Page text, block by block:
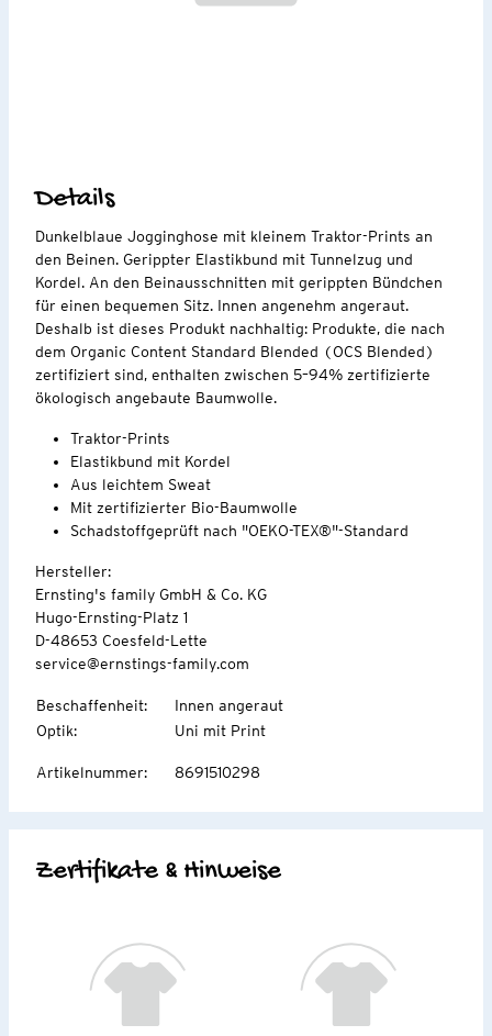
Details
Dunkelblaue Jogginghose mit kleinem Traktor-Prints an
den Beinen. Gerippter Elastikbund mit Tunnelzug und
Kordel. An den Beinausschnitten mit gerippten Bündchen
für einen bequemen Sitz. Innen angenehm angeraut.
Deshalb ist dieses Produkt nachhaltig: Produkte, die nach
dem Organic Content Standard Blended (OCS Blended)
zertifiziert sind, enthalten zwischen 5–94% zertifizierte
ökologisch angebaute Baumwolle.
Traktor-Prints
Elastikbund mit Kordel
Aus leichtem Sweat
Mit zertifizierter Bio-Baumwolle
Schadstoffgeprüft nach "OEKO-TEX®"-Standard
Hersteller:
Ernsting's family GmbH & Co. KG
Hugo-Ernsting-Platz 1
D-48653 Coesfeld-Lette
service@ernstings-family.com
Beschaffenheit:
Innen angeraut
Optik: Uni mit Print
Artikelnummer: 8691510298
Zertifikate & Hinweise